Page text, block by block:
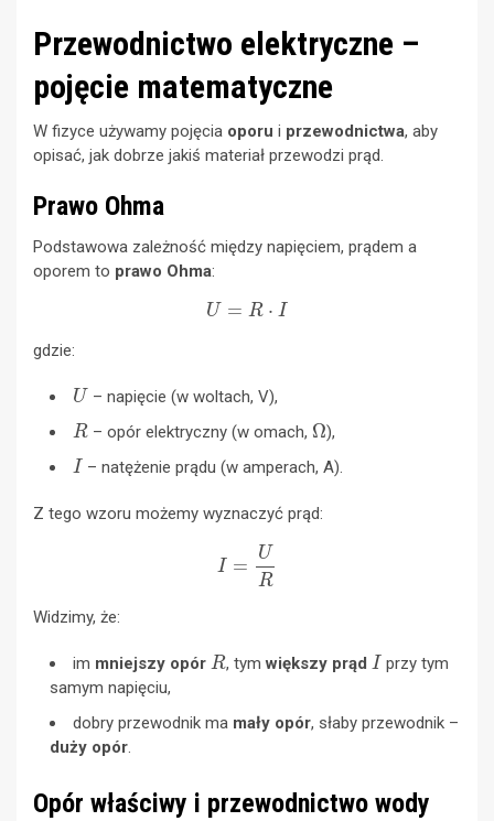
Przewodnictwo elektryczne –
pojęcie matematyczne
W fizyce używamy pojęcia oporu i przewodnictwa, aby
opisać, jak dobrze jakiś materiał przewodzi prąd.
Prawo Ohma
Podstawowa zależność między napięciem, prądem a
oporem to prawo Ohma:
U= R⋅
gdzie:
U
– napięcie (w woltach, V),
R
– opór elektryczny (w omach,
Ω
),
I
– natężenie prądu (w amperach, A).
Z tego wzoru możemy wyznaczyć prąd:
R
Widzimy, że:
im mniejszy opór
R
, tymwiększy prąd
I
przy tym
samym napięciu,
dobry przewodnik ma mały opór, słaby przewodnik –
duży opór.
Opór właściwy i przewodnictwo wody